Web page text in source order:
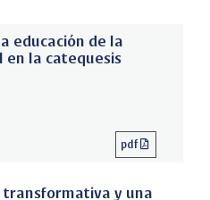
educación de la
la catequesis
pdf
transformativa y una